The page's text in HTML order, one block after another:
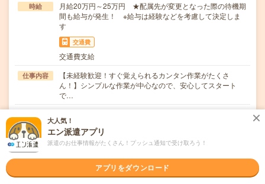
時給
月給20万円～25万円 ★配属先が変更となった際の待機期
間も給与が発生！ ※給与は経験などを考慮して決定しま
す
交通費
交通費支給
仕事内容
【未経験歓迎！すぐ覚えられるカンタン作業がたくさ
ん！】シンプルな作業が中心なので、安心してスタート
で…
不要
＼未経験から安定した働き方を目指したい方歓迎！／経
験・資格・学歴は問いません◎「そろそろ腰を据えて働…
大人気！
エン派遣アプリ
派遣のお仕事情報がたくさん！プッシュ通知で受け取ろう！
アプリをダウンロード